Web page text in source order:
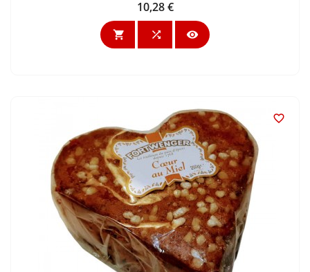
Preis
10,28 €
  
